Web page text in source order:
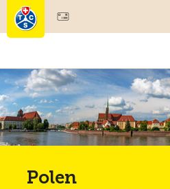
Mitgliedschaft & Leistungen
Test, Sicherheit & Gesundheit
Polen